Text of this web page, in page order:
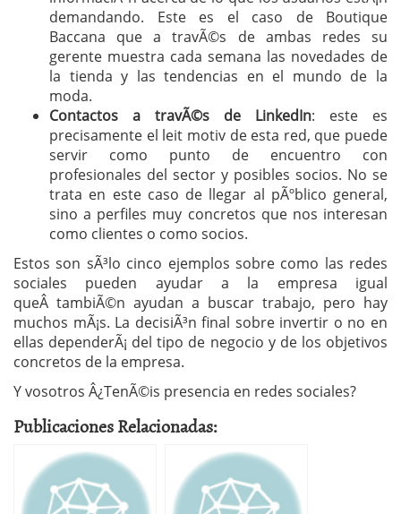
demandando. Este es el caso de Boutique
Baccana que a travÃ©s de ambas redes su
gerente muestra cada semana las novedades de
la tienda y las tendencias en el mundo de la
moda.
Contactos a travÃ©s de LinkedIn: este es
precisamente el leit motiv de esta red, que puede
servir como punto de encuentro con
profesionales del sector y posibles socios. No se
trata en este caso de llegar al pÃºblico general,
sino a perfiles muy concretos que nos interesan
como clientes o como socios.
Estos son sÃ³lo cinco ejemplos sobre como las redes
sociales pueden ayudar a la empresa igual
queÂ tambiÃ©n ayudan a buscar trabajo, pero hay
muchos mÃ¡s. La decisiÃ³n final sobre invertir o no en
ellas dependerÃ¡ del tipo de negocio y de los objetivos
concretos de la empresa.
Y vosotros Â¿TenÃ©is presencia en redes sociales?
Publicaciones Relacionadas: